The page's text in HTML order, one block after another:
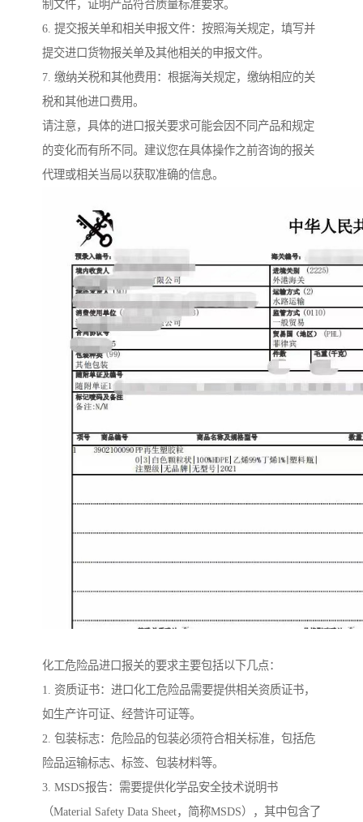
制文件，证明产品符合质量标准要求。
6. 提交报关单和相关申报文件：按照海关规定，填写并
提交进口货物报关单及其他相关的申报文件。
7. 缴纳关税和其他费用：根据海关规定，缴纳相应的关
税和其他进口费用。
请注意，具体的进口报关要求可能会因不同产品和规定
的变化而有所不同。建议您在具体操作之前咨询的报关
代理或相关当局以获取准确的信息。
化工危险品进口报关的要求主要包括以下几点：
1. 资质证书：进口化工危险品需要提供相关资质证书，
如生产许可证、经营许可证等。
2. 包装标志：危险品的包装必须符合相关标准，包括危
险品运输标志、标签、包装材料等。
3. MSDS报告：需要提供化学品安全技术说明书
（Material Safety Data Sheet，简称MSDS），其中包含了